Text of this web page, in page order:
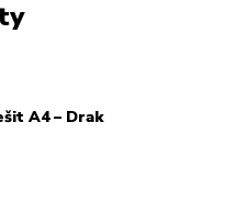
A4 – Drak